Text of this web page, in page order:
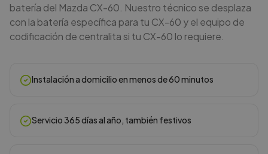
batería del Mazda CX-60. Nuestro técnico se desplaza
con la batería específica para tu CX-60 y el equipo de
codificación de centralita si tu CX-60 lo requiere.
Instalación a domicilio en menos de 60 minutos
Servicio 365 días al año, también festivos